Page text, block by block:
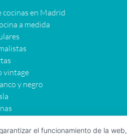
cocinas en Madrid
a medida
vintage
y negro
el funcionamiento de la web,